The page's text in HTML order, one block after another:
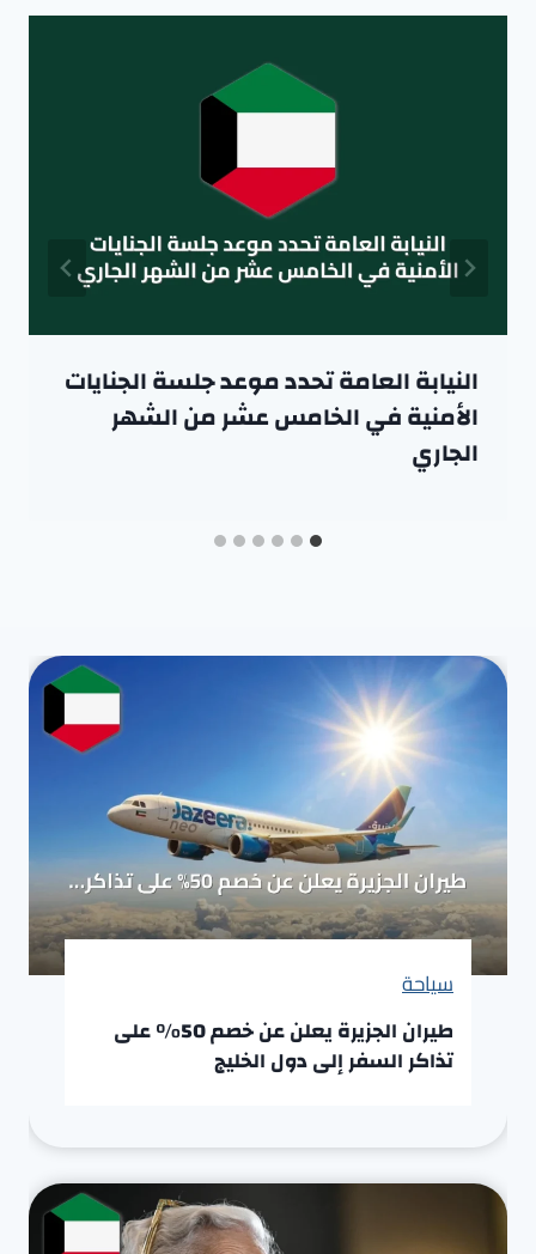
النيابة العامة تحدد موعد جلسة الجنايات
الأمنية في الخامس عشر من الشهر
الجاري
سياحة
طيران الجزيرة يعلن عن خصم 50% على
تذاكر السفر إلى دول الخليج